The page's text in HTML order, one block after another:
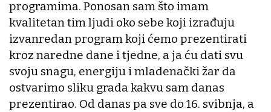
programima. Ponosan sam što imam
kvalitetan tim ljudi oko sebe koji izrađuju
izvanredan program koji ćemo prezentirati
kroz naredne dane i tjedne, a ja ću dati svu
svoju snagu, energiju i mladenački žar da
ostvarimo sliku grada kakvu sam danas
prezentirao. Od danas pa sve do 16. svibnja, a